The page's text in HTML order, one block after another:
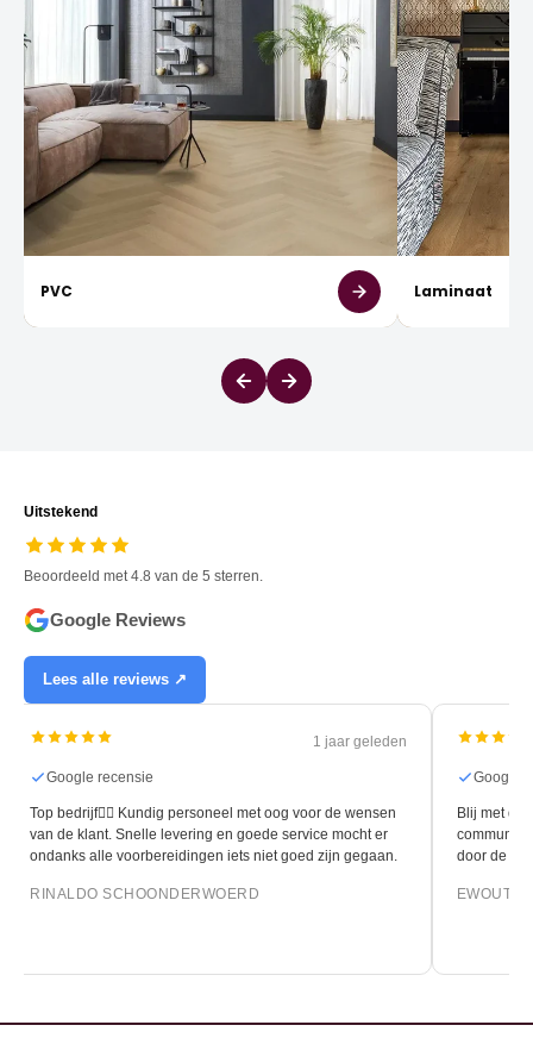
PVC Laminaat
Uitstekend
Beoordeeld met 4.8 van de 5 sterren.
Google Reviews
Lees alle reviews ↗
1 jaar geleden
Google recensie
Top bedrijf👍🏻 Kundig personeel met oog voor de wensen
van de klant. Snelle levering en goede service mocht er
ondanks alle voorbereidingen iets niet goed zijn gegaan.
RINALDO SCHOONDERWOERD
Google
Blij met de
door de
EWOUT